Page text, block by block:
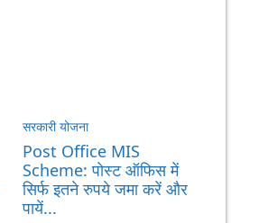
सरकारी योजना
Post Office MIS
Scheme: पोस्ट ऑफिस में
सिर्फ इतने रुपये जमा करें और
पायें...